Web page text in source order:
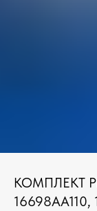
КОМПЛЕКТ